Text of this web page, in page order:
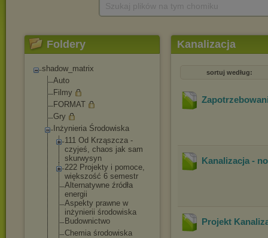
Foldery
shadow_matrix
Auto
Filmy
FORMAT
Gry
Inżynieria Środowiska
111 Od Krząszcza -
czyjeś, chaos jak sam
skurwysyn
222 Projekty i pomoce,
większość 6 semestr
Alternatywne źródła
energii
Aspekty prawne w
inżynierii środowiska
Budownictwo
Chemia środowiska
Kanalizacja
sortuj według:
Kanalizacja -
Projekt